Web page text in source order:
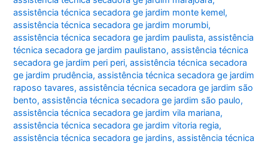
assistência técnica secadora ge jardim monte kemel,
assistência técnica secadora ge jardim morumbi,
assistência técnica secadora ge jardim paulista,assistência
técnica secadora ge jardim paulistano,assistência técnica
secadora ge jardim peri peri,assistência técnica secadora
ge jardim prudência,assistência técnica secadora ge jardim
raposo tavares,assistência técnica secadora ge jardim são
bento,assistência técnica secadora ge jardim são paulo,
assistência técnica secadora ge jardim vila mariana,
assistência técnica secadora ge jardim vitoria regia,
assistência técnica secadora ge jardins,assistência técnica